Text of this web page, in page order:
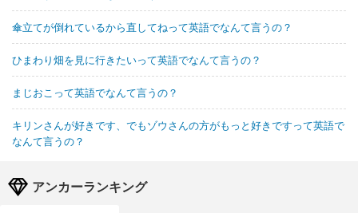
傘立てが倒れているから直してねって英語でなんて言うの？
ひまわり畑を見に行きたいって英語でなんて言うの？
まじおこって英語でなんて言うの？
キリンさんが好きです、でもゾウさんの方がもっと好きですって英語で
なんて言うの？
アンカーランキング